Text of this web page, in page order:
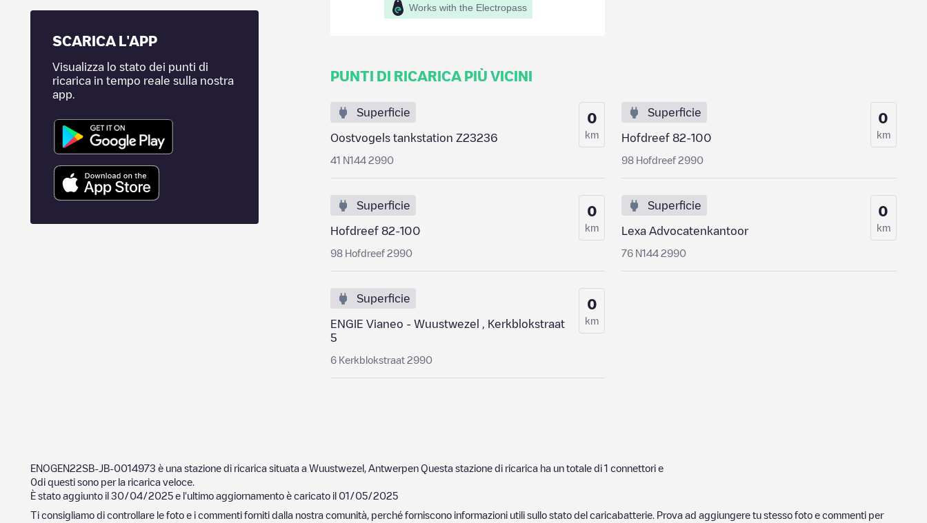
SCARICA L'APP
Visualizza lo stato dei punti di
ricarica in tempo reale sulla nostra
app.
Works with the Electropass
PUNTI DI RICARICA PIÙ VICINI
Superficie
Oostvogels tankstation Z23236
41 N144 2990
0
km
Superficie
Hofdreef 82-100
98 Hofdreef 2990
0
km
Superficie
Hofdreef 82-100
98 Hofdreef 2990
0
km
Superficie
Lexa Advocatenkantoor
76 N144 2990
0
km
Superficie
ENGIE Vianeo - Wuustwezel , Kerkblokstraat
5
6 Kerkblokstraat 2990
0
km
ENOGEN22SB-JB-0014973 è una stazione di ricarica situata a Wuustwezel Antwerpen Questa stazione di ricarica ha un totale di 1 connettori e
0di questi sono per la ricarica veloce.
È stato aggiunto il 30/04/2025 e l'ultimo aggiornamento è caricato il 01/05/2025
Ti consigliamo di controllare le foto e i commenti forniti dalla nostra comunità, perché forniscono informazioni utili sullo stato del caricabatterie. Prova ad aggiungere tu stesso foto e commenti per